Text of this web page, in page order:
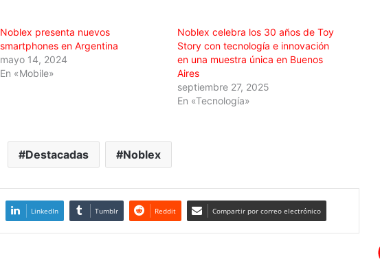
Noblex presenta nuevos
smartphones en Argentina
mayo 14, 2024
En «Mobile»
Noblex celebra los 30 años de Toy
Story con tecnología e innovación
en una muestra única en Buenos
Aires
septiembre 27, 2025
En «Tecnología»
Destacadas Noblex
LinkedIn Tumblr Reddit Compartir por correo electrónico